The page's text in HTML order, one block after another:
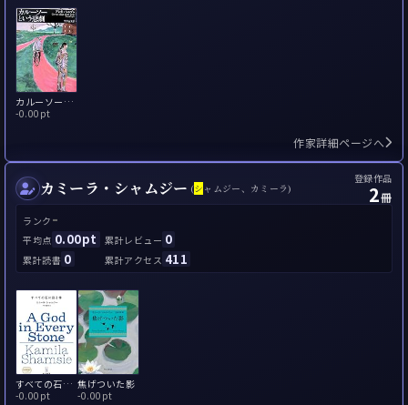
カルーソーという悲劇
-0.00pt
作家詳細ページへ
カミーラ・シャムジー (シ ャムジー、カミーラ)
登録作品
2冊
ランク -
平均点 0.00pt 累計レビュー 0
累計読書 0 累計アクセス 411
すべての石に宿る神
-0.00pt
焦げついた影
-0.00pt